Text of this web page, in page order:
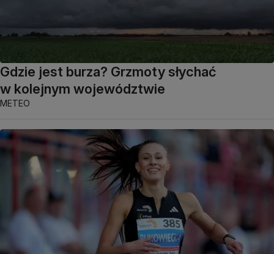
Gdzie jest burza? Grzmoty słychać
w kolejnym województwie
METEO